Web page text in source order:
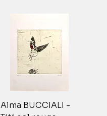
Alma BUCCIALI -